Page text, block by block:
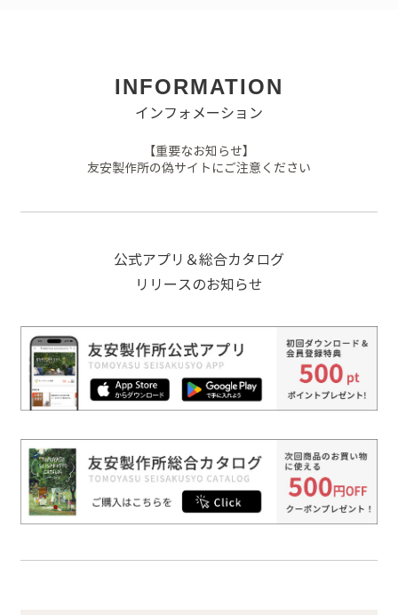
INFORMATION
インフォメーション
【重要なお知らせ】
友安製作所の偽サイトにご注意ください
公式アプリ＆総合カタログ
リリースのお知らせ